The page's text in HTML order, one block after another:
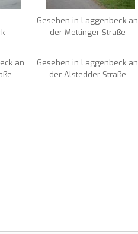
Gesehen in Laggenbeck an
der Mettinger Straße
an
Gesehen in Laggenbeck an
der Alstedder Straße